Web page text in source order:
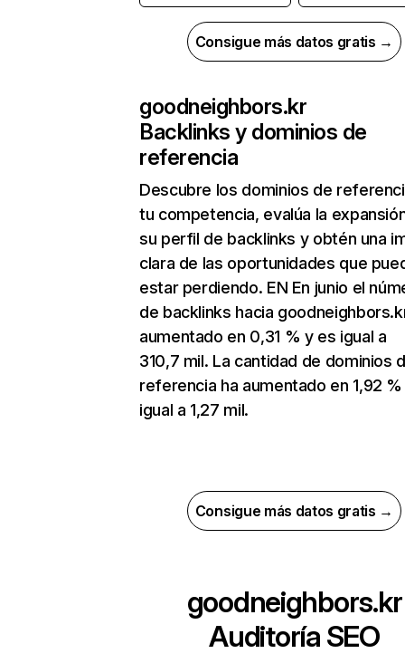
Consigue más datos gratis →
goodneighbors.kr
Backlinks y dominios de
referencia
Descubre los dominios de
tu competencia, evalúa la
su perfil de backlinks y obtén una
clara de las oportunidades que
estar perdiendo. EN En junio el
de backlinks hacia
aumentado en 0,31 % y es igual a
310,7 mil. La cantidad de dominios
referencia ha aumentado en 1,92
igual a 1,27 mil.
Consigue más datos gratis →
goodneighbors.kr
Auditoría SEO